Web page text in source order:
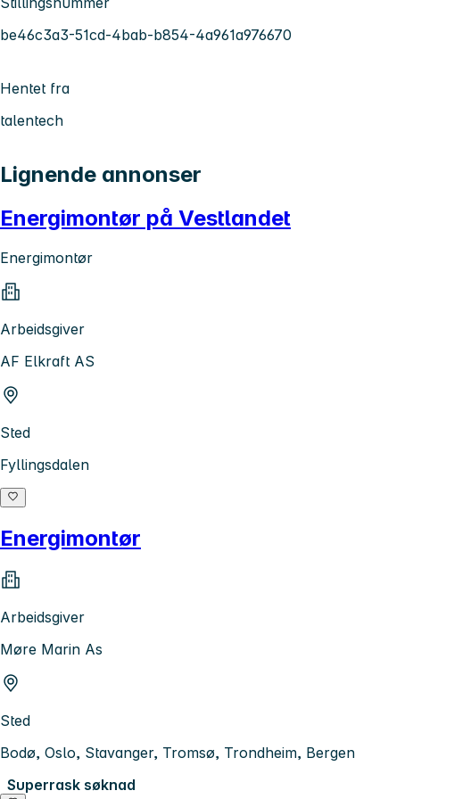
be46c3a3-51cd-4bab-b854-4a961a976670
Hentet fra
talentech
Lignende annonser
Energimontør på Vestlandet
Energimontør
Arbeidsgiver
AF Elkraft AS
Sted
Fyllingsdalen
Energimontør
Arbeidsgiver
Møre Marin As
Sted
Bodø, Oslo, Stavanger, Tromsø, Trondheim, Bergen
Superrask søknad